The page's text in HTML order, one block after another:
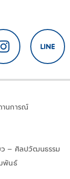
านการณ์
ว – ศิลปวัฒนธรรม
พันธ์